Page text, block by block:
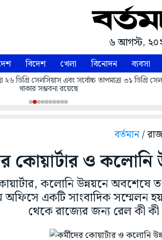
৬ আগস্ট,
বিদেশ খেলা বিনোদন ব্যবসা
ডিগ্রি সেলসিয়াস এবং সর্বোচ্চ তাপমাত্রা ৩১ ডিগ্রি
থাকার সম্ভবনা রয়েছে
বর্তমান/
কোয়ার্টার ও
কলোনি উন্নয়নে
একটি সাংবাদিক সম্মেলন হয়।
থেকে রাজ্যের জন্য রেল কী কী